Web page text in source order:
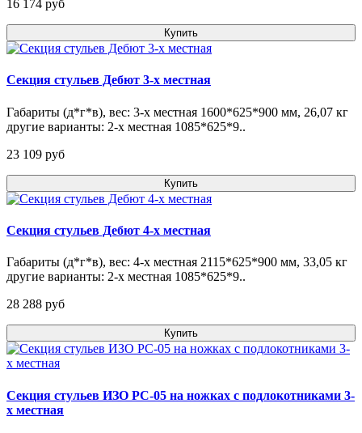
16 174 pуб
Купить
Секция стульев Дебют 3-х местная
Габариты (д*г*в), вес: 3-х местная 1600*625*900 мм, 26,07 кг
другие варианты: 2-х местная 1085*625*9..
23 109 pуб
Купить
Секция стульев Дебют 4-х местная
Габариты (д*г*в), вес: 4-х местная 2115*625*900 мм, 33,05 кг
другие варианты: 2-х местная 1085*625*9..
28 288 pуб
Купить
Секция стульев ИЗО РС-05 на ножках с подлокотниками 3-
х местная